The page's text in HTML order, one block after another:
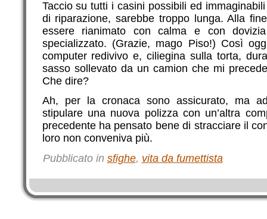
Taccio su tutti i casini possibili ed
di riparazione, sarebbe troppo lunga. Alla
essere rianimato con calma e con
specializzato. (Grazie, mago Piso!) Così
computer redivivo e, ciliegina sulla torta,
sasso sollevato da un camion che mi
Che dire?
Ah, per la cronaca sono assicurato, ma
stipulare una nuova polizza con un’altra
precedente ha pensato bene di stracciare il
loro non conveniva più.
Pubblicato in sfighe, vita da fumettista